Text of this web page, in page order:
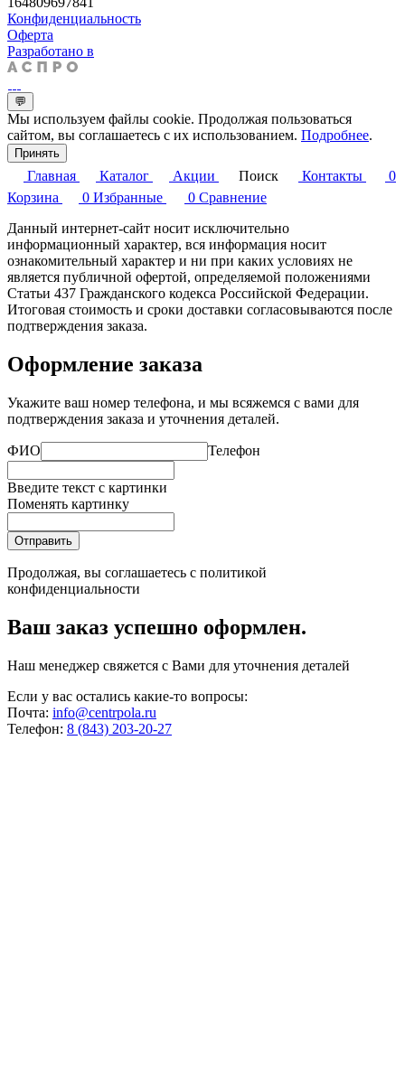
Конфиденциальность
Оферта
Разработано в
💬
Мы используем файлы cookie. Продолжая пользоваться
сайтом, вы соглашаетесь с их использованием. Подробнее.
Принять
Главная Каталог Акции Поиск Контакты
0
Корзина
0 Избранные 0 Сравнение
Данный интернет-сайт носит исключительно
информационный характер, вся информация носит
ознакомительный характер и ни при каких условиях не
является публичной офертой, определяемой положениями
Статьи 437 Гражданского кодекса Российской Федерации.
Итоговая стоимость и сроки доставки согласовываются после
подтверждения заказа.
Оформление заказа
Укажите ваш номер телефона, и мы всяжемся с вами для
подтверждения заказа и уточнения деталей.
ФИО Телефон
Введите текст с картинки
Поменять картинку
Отправить
Продолжая, вы соглашаетесь с политикой
конфиденциальности
Ваш заказ успешно оформлен.
Наш менеджер свяжется с Вами для уточнения деталей
Если у вас остались какие-то вопросы:
Почта: info@centrpola.ru
Телефон: 8 (843) 203-20-27